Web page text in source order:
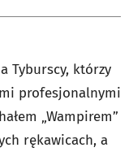
Tyburscy, którzy
profesjonalnymi
„Wampirem”
rękawicach, a